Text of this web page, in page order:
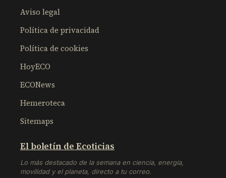
Aviso legal
Política de privacidad
Política de cookies
HoyECO
ECONews
Hemeroteca
Sitemaps
El boletín de Ecoticias
Lo más destacado de la semana en ciencia, energía,
movilidad y el planeta, directo a tu correo.